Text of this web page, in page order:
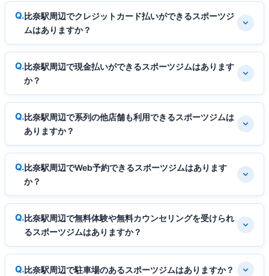
比奈駅周辺でクレジットカード払いができるスポーツジ
ムはありますか？
比奈駅周辺で現金払いができるスポーツジムはあります
か？
比奈駅周辺で系列の他店舗も利用できるスポーツジムは
ありますか？
比奈駅周辺でWeb予約できるスポーツジムはあります
か？
比奈駅周辺で無料体験や無料カウンセリングを受けられ
るスポーツジムはありますか？
比奈駅周辺で駐車場のあるスポーツジムはありますか？